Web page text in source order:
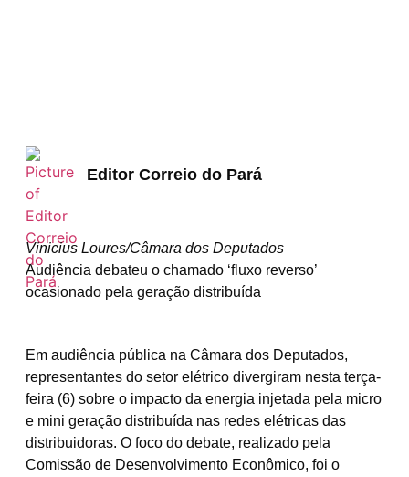
Editor Correio do Pará
Vinicius Loures/Câmara dos Deputados
Audiência debateu o chamado ‘fluxo reverso’
ocasionado pela geração distribuída
Em audiência pública na Câmara dos Deputados,
representantes do setor elétrico divergiram nesta terça-
feira (6) sobre o impacto da energia injetada pela micro
e mini geração distribuída nas redes elétricas das
distribuidoras. O foco do debate, realizado pela
Comissão de Desenvolvimento Econômico, foi o